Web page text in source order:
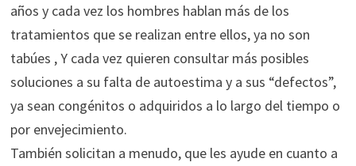
años y cada vez los hombres hablan más de los
tratamientos que se realizan entre ellos, ya no son
tabúes , Y cada vez quieren consultar más posibles
soluciones a su falta de autoestima y a sus “defectos”,
ya sean congénitos o adquiridos a lo largo del tiempo o
por envejecimiento.
También solicitan a menudo, que les ayude en cuanto a